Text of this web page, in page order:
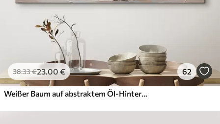
38.33€23.00 € 62
Weißer Baum auf abstraktem Öl-Hintergrund